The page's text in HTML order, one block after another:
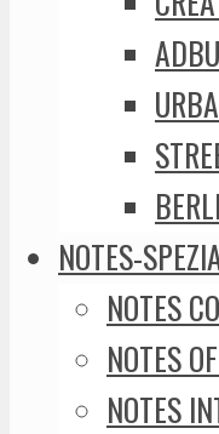
NOTES-
NOTES
NOTES
NOTES